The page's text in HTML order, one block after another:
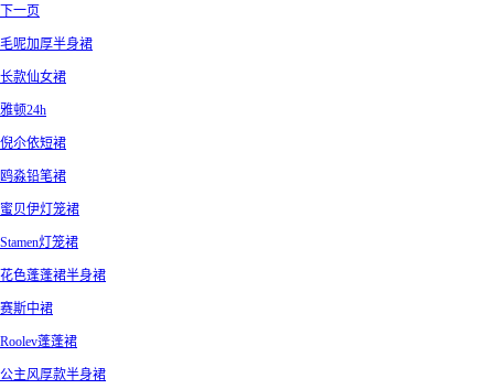
下一页
毛呢加厚半身裙
长款仙女裙
雅顿24h
倪尒依短裙
鸥淼铅笔裙
蜜贝伊灯笼裙
Stamen灯笼裙
花色蓬蓬裙半身裙
赛斯中裙
Roolev蓬蓬裙
公主风厚款半身裙